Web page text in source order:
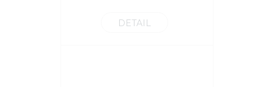
DETAIL